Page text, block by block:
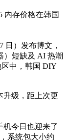
内存价格在韩国
日）发布博文，
）短缺及 AI 热潮
中，韩国 DIY
升级，距上次更
机今日也迎来了
系统包大小约